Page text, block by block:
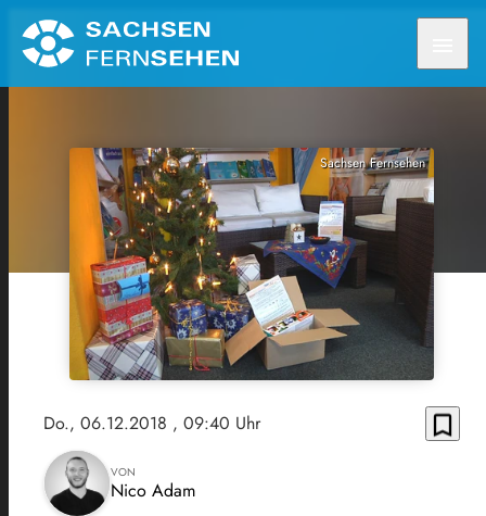
Sachsen Fernsehen
Do., 06.12.2018 , 09:40 Uhr bookmark_border
VON
Nico Adam